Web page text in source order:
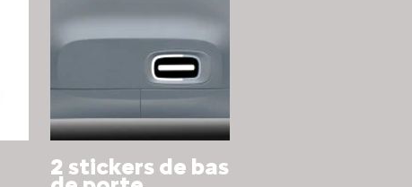
2 stickers de bas